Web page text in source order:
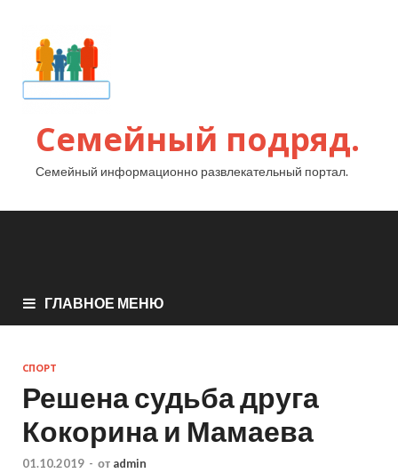
Семейный подряд.
Семейный информационно развлекательный портал.
ГЛАВНОЕ МЕНЮ
СПОРТ
Решена судьба друга
Кокорина и Мамаева
01.10.2019 - от admin